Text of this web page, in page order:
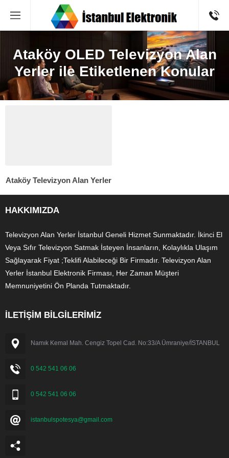
Ataköy OLED Televizyon Alan
Yerler ile Etiketlenen Konular
Ataköy Televizyon Alan Yerler
HAKKIMIZDA
Televizyon Alan Yerler İstanbul Geneli Hizmet Sunmaktadır. İkinci El
Veya Sıfır Televizyon Satmak İsteyen İnsanların, Kolaylıkla Ulaşım
Sağlayarak Fiyat ;Teklifi Alabileceği Bir Firmadır. Televizyon Alan
Yerler İstanbul Elektronik Firması, Her Zaman Müşteri
Memnuniyetini Ön Planda Tutmaktadır.
İLETİŞİM BİLGİLERİMİZ
Namık Kemal Mah. Cengiz Topel Cad. No:33/A Ümraniye/İSTANBUL
0 542 541 06 06
0 542 541 06 06
istanbulspotesya@gmail.com